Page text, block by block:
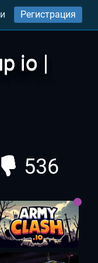
Регистрация
io |
536